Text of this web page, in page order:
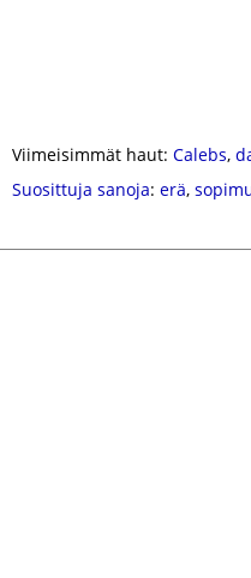
Viimeisimmät haut: Calebs,
Suosittuja sanoja: erä,